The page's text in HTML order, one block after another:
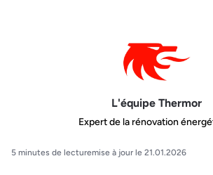
L'équipe Thermor
Expert de la rénovation
5 minutes de lecturemise à jour le 21.01.2026